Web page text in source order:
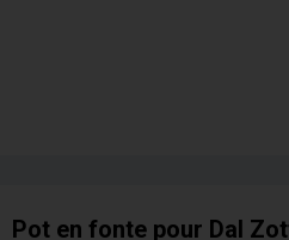
Pot en fonte pour Dal